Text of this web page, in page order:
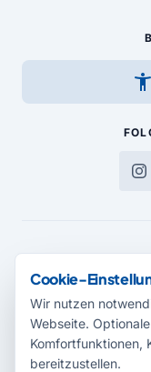
accessibility_new
Cookie-
Wir nutzen
Webseite.
Komfortfunktionen,
bereitzustellen.